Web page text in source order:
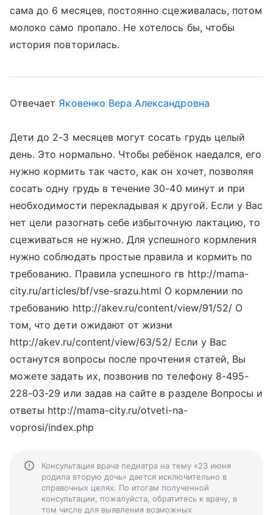
сама до 6 месяцев, постоянно сцеживалась, потом
молоко само пропало. Не хотелось бы, чтобы
история повторилась.
Отвечает Яковенко Вера Александровна
Дети до 2-3 месяцев могут сосать грудь целый
день. Это нормально. Чтобы ребёнок наедался, его
нужно кормить так часто, как он хочет, позволяя
сосать одну грудь в течение 30-40 минут и при
необходимости перекладывая к другой. Если у Вас
нет цели разогнать себе избыточную лактацию, то
сцеживаться не нужно. Для успешного кормления
нужно соблюдать простые правила и кормить по
требованию. Правила успешного гв http://mama-
city.ru/articles/bf/vse-srazu.html О кормлении по
требованию http://akev.ru/content/view/91/52/ О
том, что дети ожидают от жизни
http://akev.ru/content/view/63/52/ Если у Вас
останутся вопросы после прочтения статей, Вы
можете задать их, позвонив по телефону 8-495-
228-03-29 или задав на сайте в разделе Вопросы и
ответы http://mama-city.ru/otveti-na-
voprosi/index.php
Консультация врача педиатра на тему «23 июня
родила вторую дочь» дается исключительно в
справочных целях. По итогам полученной
консультации, пожалуйста, обратитесь к врачу, в
том числе для выявления возможных